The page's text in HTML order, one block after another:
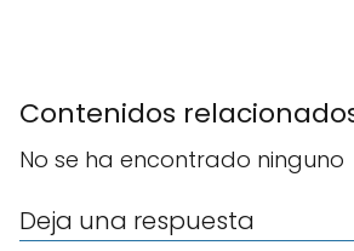
Contenidos
No se ha encontrado ninguno
Deja una respuesta